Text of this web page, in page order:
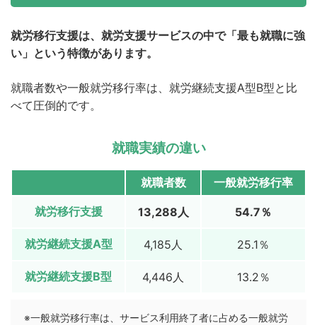
就労移行支援は、就労支援サービスの中で「最も就職に強
い」という特徴があります。
就職者数や一般就労移行率は、就労継続支援A型B型と比
べて圧倒的です。
就職実績の違い
就職者数 一般就労移行率
就労移行支援 13,288人 54.7％
就労継続支援A型 4,185人 25.1％
就労継続支援B型 4,446人 13.2％
※一般就労移行率は、サービス利用終了者に占める一般就労